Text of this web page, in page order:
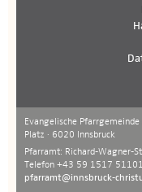
Evangelische
Platz · 6020 Innsbruck
Pfarramt: Richard-Wagner-
Telefon +43 59 1517
pfarramt@innsbruck-